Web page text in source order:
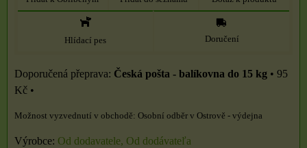
Hlídací pes Doručení
Česká pošta - balíkovna do 15 kg • 95
Kč •
Osobní odběr v Ostrově - výdejna
Výrobce: Od dodavatele, Od dodávateľa